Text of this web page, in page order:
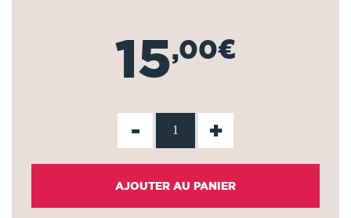
15,00€
- +
AJOUTER AU PANIER